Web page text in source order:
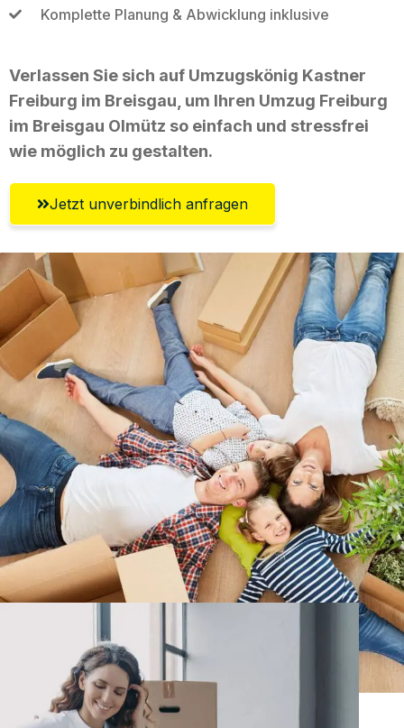
Komplette Planung & Abwicklung inklusive
Verlassen Sie sich auf Umzugskönig Kastner
Freiburg im Breisgau, um Ihren Umzug Freiburg
im Breisgau Olmütz so einfach und stressfrei
wie möglich zu gestalten.
Jetzt unverbindlich anfragen